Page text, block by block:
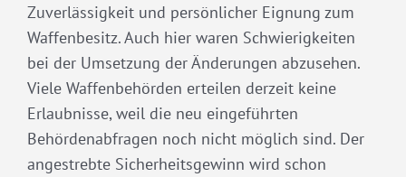
Zuverlässigkeit und persönlicher Eignung zum
Waffenbesitz. Auch hier waren Schwierigkeiten
bei der Umsetzung der Änderungen abzusehen.
Viele Waffenbehörden erteilen derzeit keine
Erlaubnisse, weil die neu eingeführten
Behördenabfragen noch nicht möglich sind. Der
angestrebte Sicherheitsgewinn wird schon